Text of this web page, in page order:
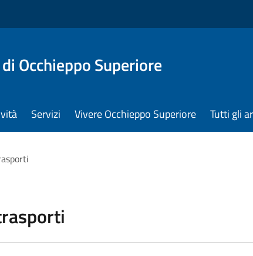
Occhieppo Superiore
Servizi Vivere Occhieppo Superiore Tutti gli